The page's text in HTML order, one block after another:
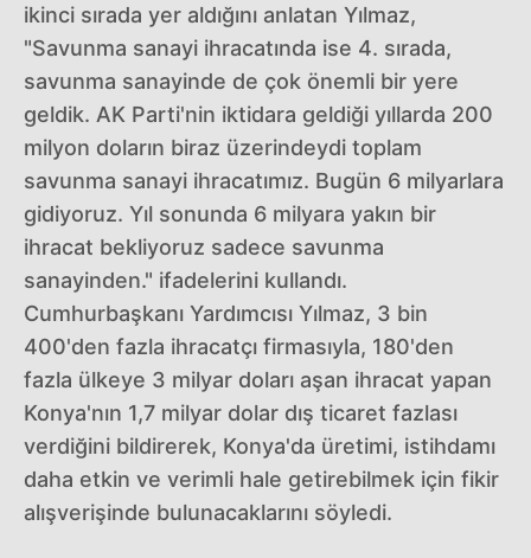
ikinci sırada yer aldığını anlatan Yılmaz,
"Savunma sanayi ihracatında ise 4. sırada,
savunma sanayinde de çok önemli bir yere
geldik. AK Parti'nin iktidara geldiği yıllarda 200
milyon doların biraz üzerindeydi toplam
savunma sanayi ihracatımız. Bugün 6 milyarlara
gidiyoruz. Yıl sonunda 6 milyara yakın bir
ihracat bekliyoruz sadece savunma
sanayinden." ifadelerini kullandı.
Cumhurbaşkanı Yardımcısı Yılmaz, 3 bin
400'den fazla ihracatçı firmasıyla, 180'den
fazla ülkeye 3 milyar doları aşan ihracat yapan
Konya'nın 1,7 milyar dolar dış ticaret fazlası
verdiğini bildirerek, Konya'da üretimi, istihdamı
daha etkin ve verimli hale getirebilmek için fikir
alışverişinde bulunacaklarını söyledi.